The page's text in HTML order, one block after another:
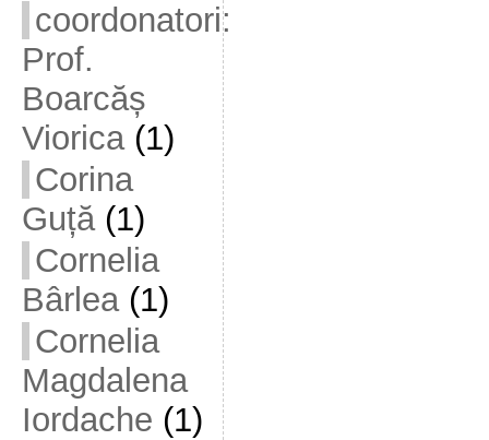
coordonatori:
Prof.
Boarcăș
Viorica(1)
Corina
Guță(1)
Cornelia
Bârlea(1)
Cornelia
Magdalena
Iordache (1)